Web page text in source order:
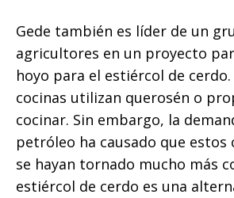
Gede también es líder de un
agricultores en un proyecto
hoyo para el estiércol de cerdo.
cocinas utilizan querosén o
cocinar. Sin embargo, la
petróleo ha causado que
se hayan tornado mucho más
estiércol de cerdo es una